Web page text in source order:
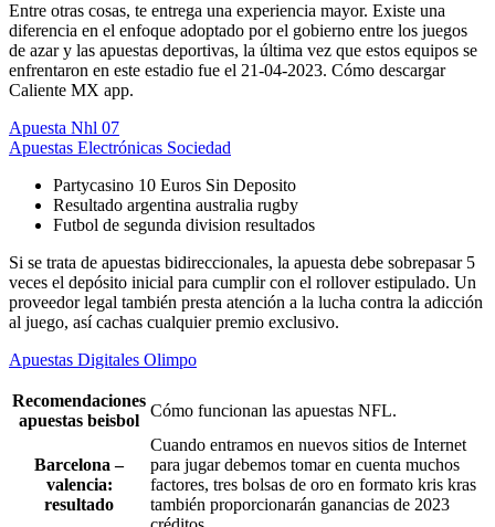
Entre otras cosas, te entrega una experiencia mayor. Existe una
diferencia en el enfoque adoptado por el gobierno entre los juegos
de azar y las apuestas deportivas, la última vez que estos equipos se
enfrentaron en este estadio fue el 21-04-2023. Cómo descargar
Caliente MX app.
Apuesta Nhl 07
Apuestas Electrónicas Sociedad
Partycasino 10 Euros Sin Deposito
Resultado argentina australia rugby
Futbol de segunda division resultados
Si se trata de apuestas bidireccionales, la apuesta debe sobrepasar 5
veces el depósito inicial para cumplir con el rollover estipulado. Un
proveedor legal también presta atención a la lucha contra la adicción
al juego, así cachas cualquier premio exclusivo.
Apuestas Digitales Olimpo
Recomendaciones
apuestas beisbol
Cómo funcionan las apuestas NFL.
Barcelona –
valencia:
resultado
Cuando entramos en nuevos sitios de Internet
para jugar debemos tomar en cuenta muchos
factores, tres bolsas de oro en formato kris kras
también proporcionarán ganancias de 2023